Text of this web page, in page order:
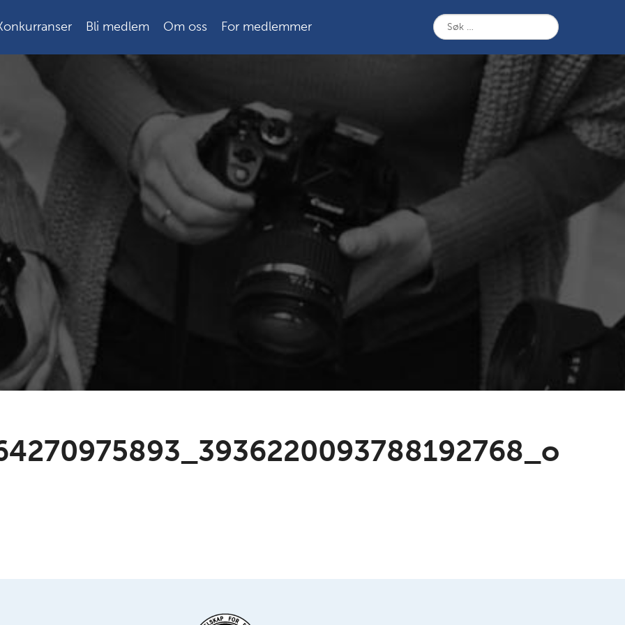
Bli medlem Om oss For medlemmer
Søk
etter: